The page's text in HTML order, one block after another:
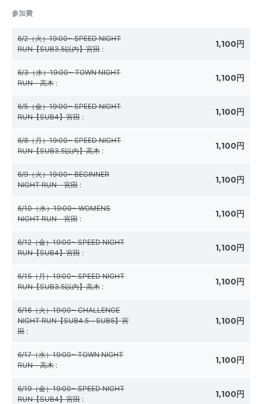
参加費
6/2（火）19:00~ SPEED NIGHT
RUN【SUB3.5以内】宮田 : 1,100円
6/3（水）19:00~ TOWN NIGHT
RUN 高木 : 1,100円
6/5（金）19:00~ SPEED NIGHT
RUN【SUB4】宮田 : 1,100円
6/8（月）19:00~ SPEED NIGHT
RUN【SUB3.5以内】高木 : 1,100円
6/9（火）19:00~ BEGINNER
NIGHT RUN 宮田 : 1,100円
6/10（水）19:00~ WOMENS
NIGHT RUN 宮田 : 1,100円
6/12（金）19:00~ SPEED NIGHT
RUN【SUB4】宮田 : 1,100円
6/15（月）19:00~ SPEED NIGHT
RUN【SUB3.5以内】高木 : 1,100円
6/16（火）19:00~ CHALLENGE
NIGHT RUN【SUB4.5～SUB5】宮
田 :
1,100円
6/17（水）19:00~ TOWN NIGHT
RUN 高木 : 1,100円
6/19（金）19:00~ SPEED NIGHT
RUN【SUB4】宮田 : 1,100円